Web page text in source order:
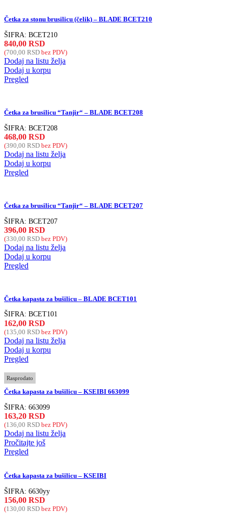
Četka za stonu brusilicu (čelik) – BLADE BCET210
ŠIFRA: BCET210
840,00 RSD
(700,00 RSD bez PDV)
Dodaj na listu želja
Dodaj u korpu
Pregled
Četka za brusilicu “Tanjir“ – BLADE BCET208
ŠIFRA: BCET208
468,00 RSD
(390,00 RSD bez PDV)
Dodaj na listu želja
Dodaj u korpu
Pregled
Četka za brusilicu “Tanjir“ – BLADE BCET207
ŠIFRA: BCET207
396,00 RSD
(330,00 RSD bez PDV)
Dodaj na listu želja
Dodaj u korpu
Pregled
Četka kapasta za bušilicu – BLADE BCET101
ŠIFRA: BCET101
162,00 RSD
(135,00 RSD bez PDV)
Dodaj na listu želja
Dodaj u korpu
Pregled
Rasprodato
Četka kapasta za bušilicu – KSEIBI 663099
ŠIFRA: 663099
163,20 RSD
(136,00 RSD bez PDV)
Dodaj na listu želja
Pročitajte još
Pregled
Četka kapasta za bušilicu – KSEIBI
ŠIFRA: 6630yy
156,00 RSD
(130,00 RSD bez PDV)